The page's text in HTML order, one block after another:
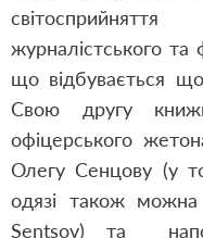
журналістського та
що відбувається
Свою другу
офіцерського
Олегу Сенцову (у
одязі також
Sentsov) та